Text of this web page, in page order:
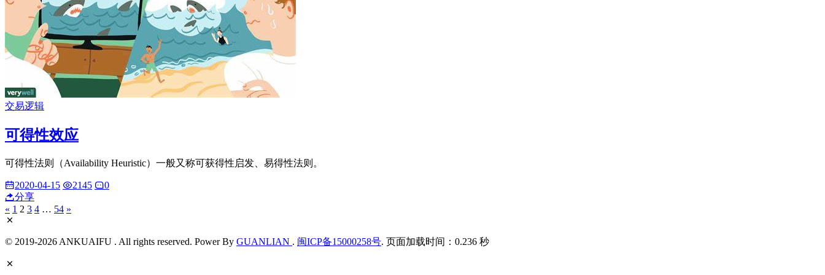
交易逻辑
可得性效应
可得性法则（Availability Heuristic）一般又称可获得性启发、易得性法则。
2020-04-15 2145
0
分享
« 1 2 3 4 … 54 »
© 2019-2026 ANKUAIFU . All rights reserved. Power By GUANLIAN . 闽ICP备15000258号. 页面加载时间：0.236 秒